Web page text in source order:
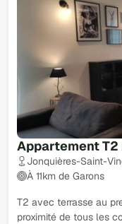
Appartement
Jonquières-Saint-
À 11km de Garons
T2 avec terrasse au
proximité de tous les